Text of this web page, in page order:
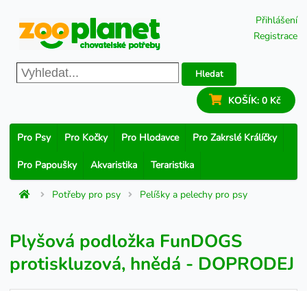
Přihlášení
Registrace
Hledat
KOŠÍK: 0 Kč
Pro Psy Pro Kočky Pro Hlodavce Pro Zakrslé Králíčky
Pro Papoušky Akvaristika Teraristika
Potřeby pro psy Pelíšky a pelechy pro psy
Plyšová podložka FunDOGS
protiskluzová, hnědá - DOPRODEJ